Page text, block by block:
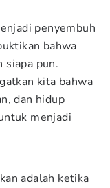
penyembuh
bahwa
siapa pun.
kita bahwa
dan hidup
menjadi
adalah ketika